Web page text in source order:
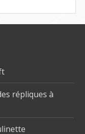
répliques à